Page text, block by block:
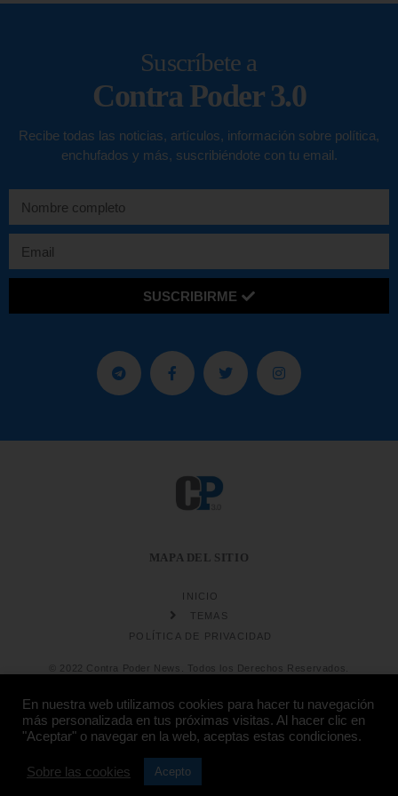
Suscríbete a
Contra Poder 3.0
Recibe todas las noticias, artículos, información sobre política,
enchufados y más, suscribiéndote con tu email.
SUSCRIBIRME
MAPA DEL SITIO
INICIO
TEMAS
POLÍTICA DE PRIVACIDAD
© 2022 Contra Poder News. Todos los Derechos Reservados.
Diseño web
En nuestra web utilizamos cookies para hacer tu navegación
más personalizada en tus próximas visitas. Al hacer clic en
"Aceptar" o navegar en la web, aceptas estas condiciones.
Sobre las cookies Acepto